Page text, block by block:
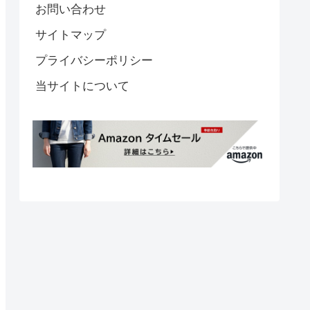
お問い合わせ
サイトマップ
プライバシーポリシー
当サイトについて